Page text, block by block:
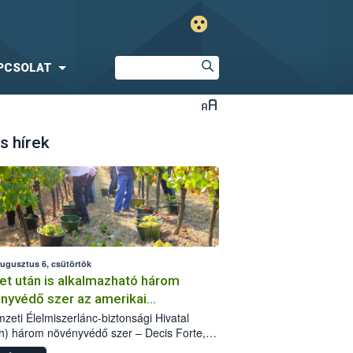
hírek
6, csütörtök
után is alkalmazható három
szer az amerikai
ellen
Élelmiszerlánc-biztonsági Hivatal
három növényvédő szer – Decis Forte,
24 EW, Oroganic – engedélyokiratát